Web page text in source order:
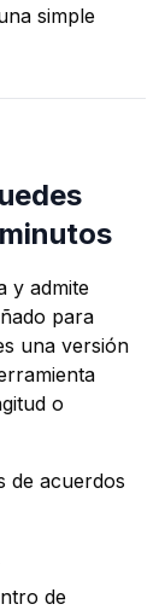
simple
y admite
para
una versión
o
de acuerdos
de